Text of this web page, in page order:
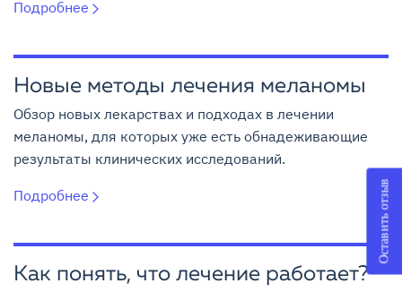
Подробнее
Новые методы лечения меланомы
Обзор новых лекарствах и подходах в лечении
меланомы, для которых уже есть обнадеживающие
результаты клинических исследований.
Подробнее
Как понять, что лечение работает?
Оставить отзыв